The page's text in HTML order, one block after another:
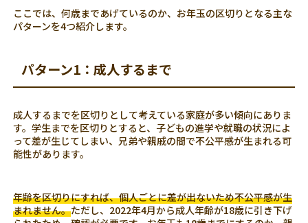
ここでは、何歳まであげているのか、お年玉の区切りとなる主な
パターンを4つ紹介します。
パターン1：成人するまで
成人するまでを区切りとして考えている家庭が多い傾向にありま
す。学生までを区切りとすると、子どもの進学や就職の状況によ
って差が生じてしまい、兄弟や親戚の間で不公平感が生まれる可
能性があります。
年齢を区切りにすれば、個人ごとに差が出ないため不公平感が生
まれません。ただし、2022年4月から成人年齢が18歳に引き下げ